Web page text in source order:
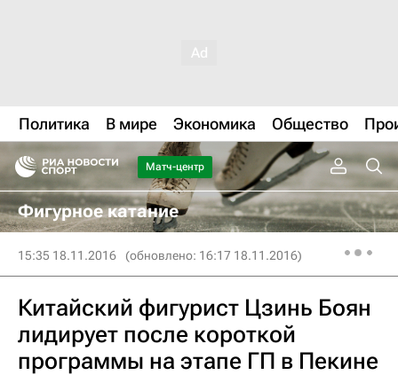
Политика В мире Экономика Общество
Матч-центр
Фигурное катание
15:35 18.11.2016 (обновлено: 16:17 18.11.2016)
Китайский фигурист Цзинь Боян
лидирует после короткой
программы на этапе ГП в Пекине